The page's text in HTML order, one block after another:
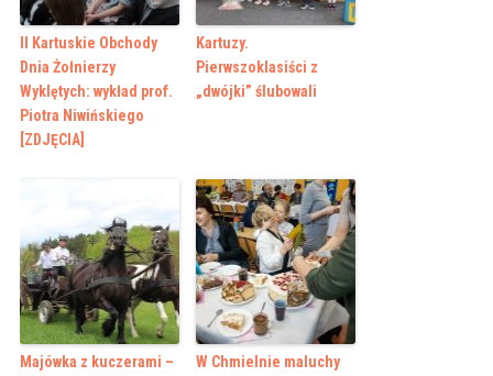
II Kartuskie Obchody
Dnia Żołnierzy
Wyklętych: wykład prof.
Piotra Niwińskiego
[ZDJĘCIA]
Kartuzy.
Pierwszoklasiści z
„dwójki” ślubowali
Majówka z kuczerami –
W Chmielnie maluchy